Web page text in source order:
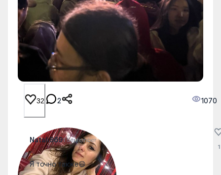
32 2 1070
Natali9691 September
Я точно также😄
1